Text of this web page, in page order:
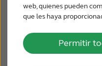
web, quienes pueden
que les haya
Permitir
CONTÁCTENOS
LATINOAMÉRICA
En AudiologyNOW
de marzo al 28 de
generación de la
recientemente